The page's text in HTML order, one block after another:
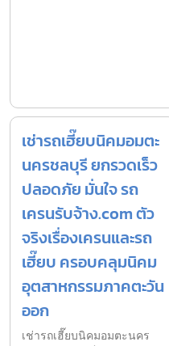
เช่ารถเฮี๊ยบนิคมอมตะ
นครชลบุรี ยกรวดเร็ว
ปลอดภัย มั่นใจ รถ
เครนรับจ้าง.com ตัว
จริงเรื่องเครนและรถ
เฮี๊ยบ ครอบคลุมนิคม
อุตสาหกรรมภาคตะวัน
ออก
เช่ารถเฮี๊ยบนิคมอมตะนคร